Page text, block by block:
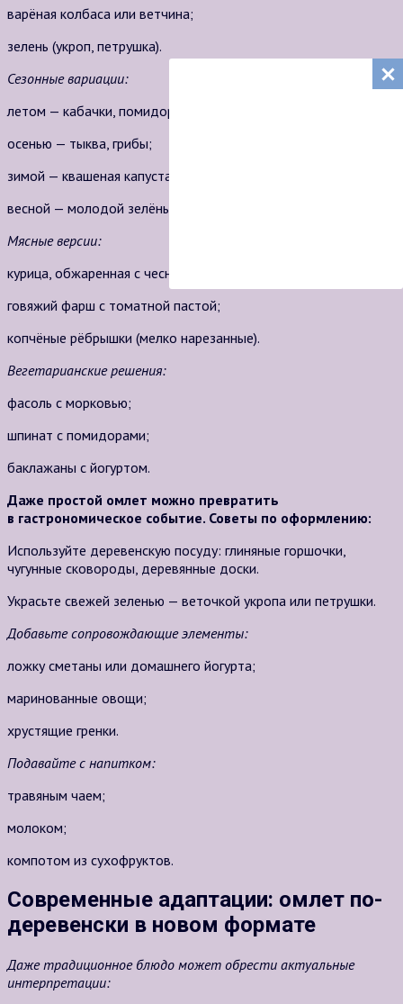
варёная колбаса или ветчина;
зелень (укроп, петрушка).
Сезонные вариации:
летом — кабачки, помидоры, болгарский перец;
осенью — тыква, грибы;
зимой — квашеная капуста, солёные огурцы;
весной — молодой зелёный лук, редис.
Мясные версии:
курица, обжаренная с чесноком;
говяжий фарш с томатной пастой;
копчёные рёбрышки (мелко нарезанные).
Вегетарианские решения:
фасоль с морковью;
шпинат с помидорами;
баклажаны с йогуртом.
Даже простой омлет можно превратить
в гастрономическое событие. Советы по оформлению:
Используйте деревенскую посуду: глиняные горшочки,
чугунные сковороды, деревянные доски.
Украсьте свежей зеленью — веточкой укропа или петрушки.
Добавьте сопровождающие элементы:
ложку сметаны или домашнего йогурта;
маринованные овощи;
хрустящие гренки.
Подавайте с напитком:
травяным чаем;
молоком;
компотом из сухофруктов.
Современные адаптации: омлет по-
деревенски в новом формате
Даже традиционное блюдо может обрести актуальные
интерпретации: